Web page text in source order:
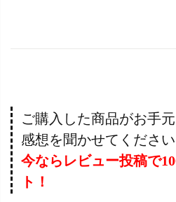
ご購入した商品がお手
感想を聞かせてください
今ならレビュー投稿で
ト！